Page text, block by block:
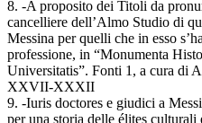
8. -A proposito dei Titoli da
cancelliere dell’Almo Studio di
Messina per quelli che in esso
professione, in “Monumenta
Universitatis”. Fonti 1, a cura di
XXVII-XXXII
9. -Iuris doctores e giudici a
per una storia delle élites